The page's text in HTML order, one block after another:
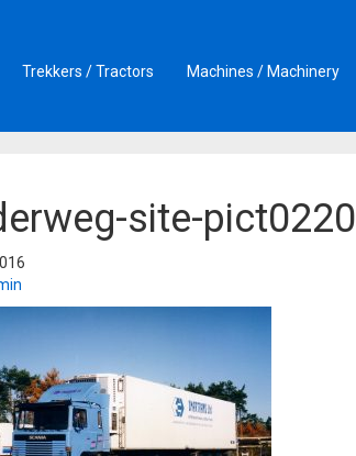
Trekkers / Tractors Machines / Machinery
site-pict0220